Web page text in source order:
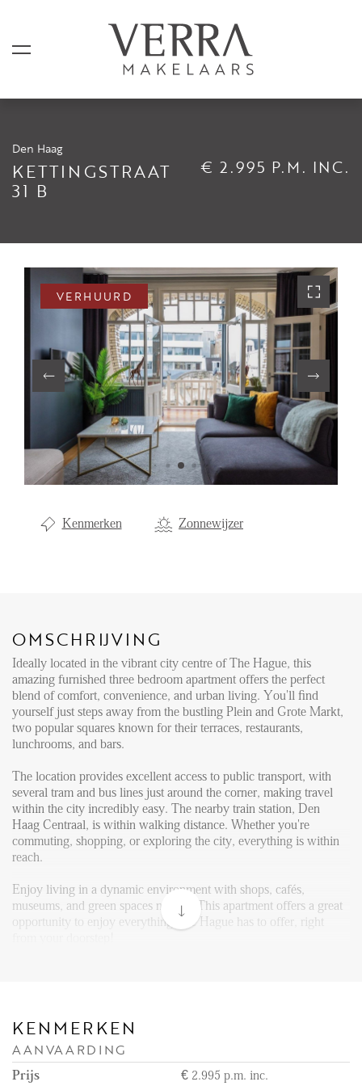
Den Haag
KETTINGSTRAAT
31 B
€ 2.995 P.M. INC.
VERHUURD
Kenmerken Zonnewijzer
OMSCHRIJVING
Ideally located in the vibrant city centre of The Hague, this
amazing furnished three bedroom apartment offers the perfect
blend of comfort, convenience, and urban living. You'll find
yourself just steps away from the bustling Plein and Grote Markt,
two popular squares known for their terraces, restaurants,
lunchrooms, and bars.
The location provides excellent access to public transport, with
several tram and bus lines just around the corner, making travel
within the city incredibly easy. The nearby train station, Den
Haag Centraal, is within walking distance. Whether you're
commuting, shopping, or exploring the city, everything is within
reach.
Enjoy living in a dynamic environment with shops, cafés,
museums, and green spaces nearby. This apartment offers a great
opportunity to enjoy everything The Hague has to offer, right
kitchen is equipped with a island and is equipped with a
refrigerator with freezer compartment, induction cooktop,
extractor, dishwasher, and a combination oven and microwave.
KENMERKEN
AANVAARDING
Prijs € 2.995 p.m. inc.
AANBOD
Shortstay
Verkocht
DIENSTEN
Aanhuur
Aankoop
Beheer
Verhuur
Nieuwbouw
LOCAL LIFE
OVER ONS
FAQ
Reviews
Werken bij
CONTACT
Den Haag
Hillegersberg
Rotterdam